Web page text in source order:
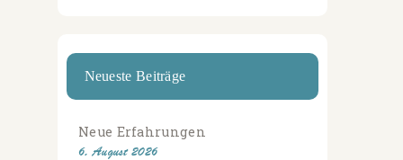
Neueste Beiträge
Neue Erfahrungen
6. August 2026